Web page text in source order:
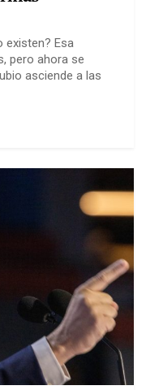
existen? Esa
pero ahora se
asciende a las